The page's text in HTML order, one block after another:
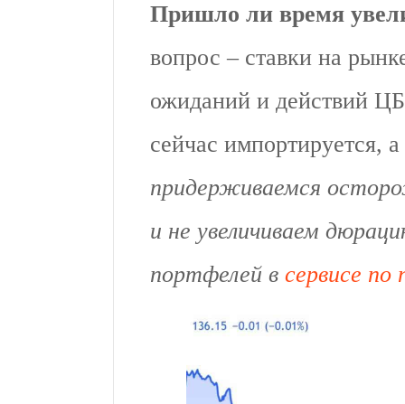
Пришло ли время
вопрос – ставки на
ожиданий и действий
сейчас импортируется,
придерживаемся
и не увеличиваем
портфелей в сервисе по